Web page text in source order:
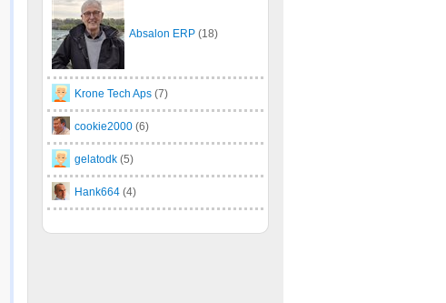
Absalon ERP (18)
Krone Tech Aps (7)
cookie2000 (6)
gelatodk (5)
Hank664 (4)